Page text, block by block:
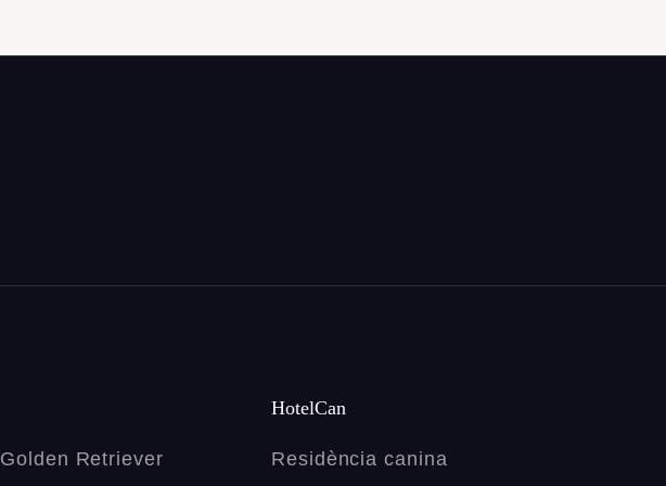
Golden Retriever
HotelCan
Residència canina